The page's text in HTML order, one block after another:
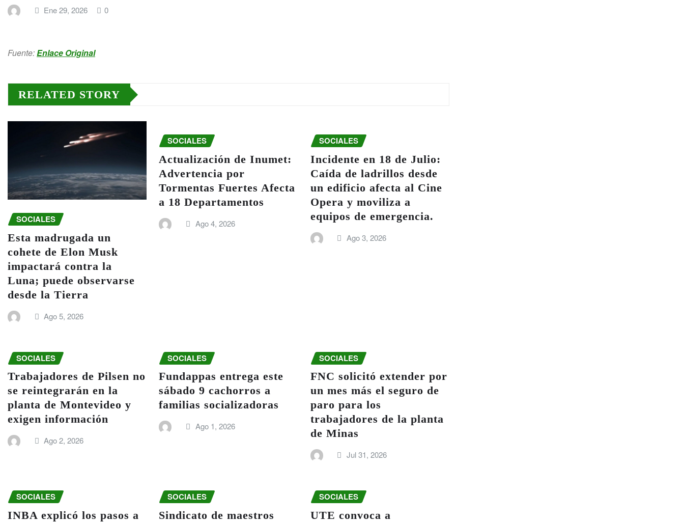
Ene 29, 2026 0
Fuente:Enlace Original
RELATED STORY
SOCIALES
Esta madrugada un
cohete de Elon Musk
impactará contra la
Luna; puede observarse
desde la Tierra
Ago 5, 2026
SOCIALES
Actualización de Inumet:
Advertencia por
Tormentas Fuertes Afecta
a 18 Departamentos
Ago 4, 2026
SOCIALES
Incidente en 18 de Julio:
Caída de ladrillos desde
un edificio afecta al Cine
Opera y moviliza a
equipos de emergencia.
Ago 3, 2026
SOCIALES
Trabajadores de Pilsen no
se reintegrarán en la
planta de Montevideo y
exigen información
Ago 2, 2026
SOCIALES
Fundappas entrega este
sábado 9 cachorros a
familias socializadoras
Ago 1, 2026
SOCIALES
FNC solicitó extender por
un mes más el seguro de
paro para los
trabajadores de la planta
de Minas
Jul 31, 2026
SOCIALES
INBA explicó los pasos a
SOCIALES
Sindicato de maestros
SOCIALES
UTE convoca a